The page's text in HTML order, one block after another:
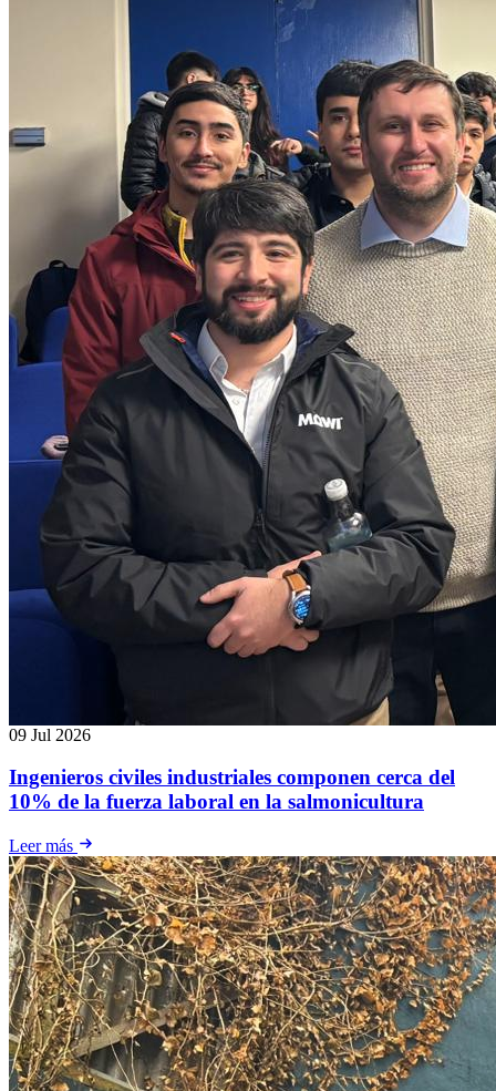
09 Jul 2026
Ingenieros civiles industriales componen cerca del
10% de la fuerza laboral en la salmonicultura
Leer más